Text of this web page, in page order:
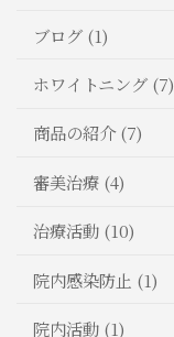
ブログ (1)
ホワイトニング (7)
商品の紹介 (7)
審美治療 (4)
治療活動 (10)
院内感染防止 (1)
院内活動 (1)